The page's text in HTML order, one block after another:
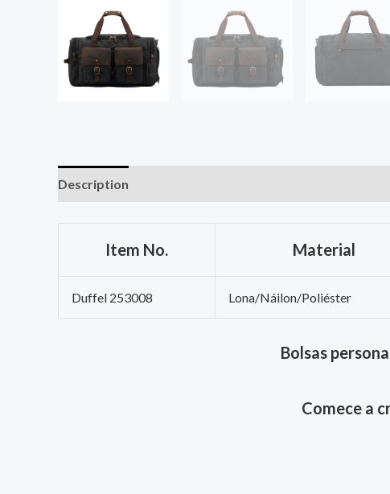
Description
Item No. Material
Duffel 253008 Lona/Náilon/Poliéster
Bolsas
Comece a